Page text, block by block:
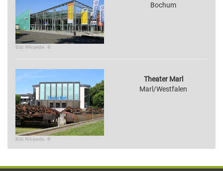
Bild: Wikipedia · ©
Bochum
Bild: Wikipedia · ©
Theater Marl
Marl/Westfalen